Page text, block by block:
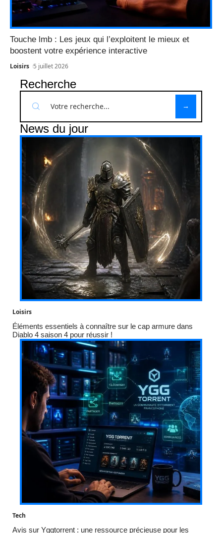
Touche lmb : Les jeux qui l’exploitent le mieux et
boostent votre expérience interactive
Loisirs 5 juillet 2026
Recherche
News du jour
Loisirs
Éléments essentiels à connaître sur le cap armure dans
Diablo 4 saison 4 pour réussir !
Tech
Avis sur Yggtorrent : une ressource précieuse pour les